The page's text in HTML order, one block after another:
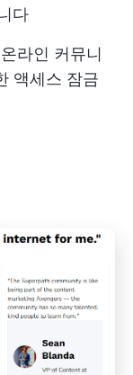
다
라인 커뮤니
액세스 잠금